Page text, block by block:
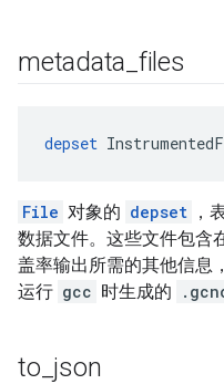
metadata files
depset
File 对象的 depset ，
数据文件。这些文件包含
盖率输出所需的其他信息
运行 gcc 时生成的
to json